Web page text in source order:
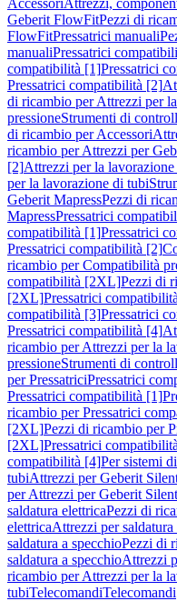
AccessoriAttrezzi,
Geberit FlowFitPezzi di
FlowFitPressatrici manuali
manualiPressatrici
compatibilità [1]Pressatrici
Pressatrici compatibilità [2]
di ricambio per Attrezzi per
pressioneStrumenti di
di ricambio per Accessori
ricambio per Attrezzi per
[2]Attrezzi per la
per la lavorazione di tubi
Geberit MapressPezzi di
MapressPressatrici
compatibilità [1]Pressatrici
Pressatrici compatibilità [2]
ricambio per Compatibilità
compatibilità [2XL]Pezzi di
[2XL]Pressatrici
compatibilità [3]Pressatrici
Pressatrici compatibilità [4]
ricambio per Attrezzi per la
pressioneStrumenti di
per PressatriciPressatrici
Pressatrici compatibilità [1]
ricambio per Pressatrici
[2XL]Pezzi di ricambio per
[2XL]Pressatrici
compatibilità [4]Per sistemi
tubiAttrezzi per Geberit
per Attrezzi per Geberit
saldatura elettricaPezzi di
elettricaAttrezzi per saldatura
saldatura a specchioPezzi di
saldatura a specchioAttrezzi
ricambio per Attrezzi per la
tubiTelecomandiTelecomandi